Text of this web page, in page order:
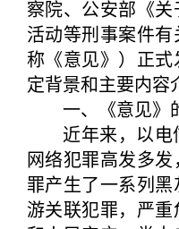
察院、公安部《
活动等刑事案件
称《意见》）正
定背景和主要内容
一、《意见》
近年来，以电
网络犯罪高发多
罪产生了一系列
游关联犯罪，严